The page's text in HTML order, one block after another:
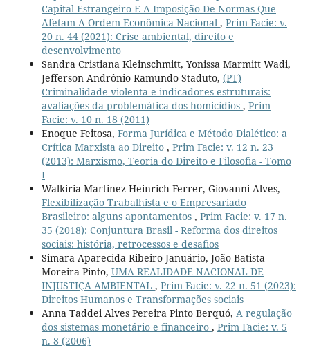
Capital Estrangeiro E A Imposição De Normas Que
Afetam A Ordem Econômica Nacional , Prim Facie: v.
20 n. 44 (2021): Crise ambiental, direito e
desenvolvimento
Sandra Cristiana Kleinschmitt, Yonissa Marmitt Wadi,
Jefferson Andrônio Ramundo Staduto, (PT)
Criminalidade violenta e indicadores estruturais:
avaliações da problemática dos homicídios , Prim
Facie: v. 10 n. 18 (2011)
Enoque Feitosa, Forma Jurídica e Método Dialético: a
Crítica Marxista ao Direito , Prim Facie: v. 12 n. 23
(2013): Marxismo, Teoria do Direito e Filosofia - Tomo
I
Walkiria Martinez Heinrich Ferrer, Giovanni Alves,
Flexibilização Trabalhista e o Empresariado
Brasileiro: alguns apontamentos , Prim Facie: v. 17 n.
35 (2018): Conjuntura Brasil - Reforma dos direitos
sociais: história, retrocessos e desafios
Simara Aparecida Ribeiro Januário, João Batista
Moreira Pinto, UMA REALIDADE NACIONAL DE
INJUSTIÇA AMBIENTAL , Prim Facie: v. 22 n. 51 (2023):
Direitos Humanos e Transformações sociais
Anna Taddei Alves Pereira Pinto Berquó, A regulação
dos sistemas monetário e financeiro , Prim Facie: v. 5
n. 8 (2006)